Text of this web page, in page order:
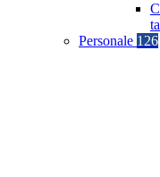
Personale 126